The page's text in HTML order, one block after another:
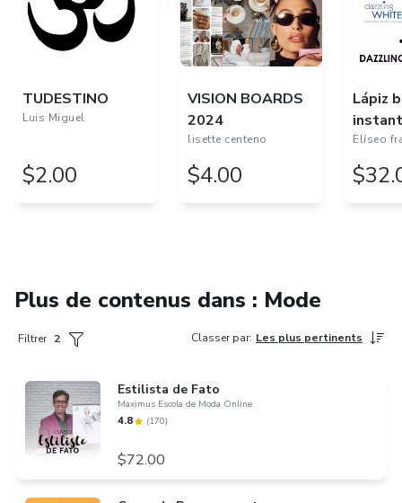
TUDESTINO
Luis Miguel
$2.00
VISION BOARDS
2024
lisette centeno
$4.00
Lápiz
Elíseo
Plus de contenus dans : Mode
Classer par: Les plus pertinents
Filtrer 2
Estilista de Fato
Maximus Escola de Moda Online
4.8 (170)
$72.00